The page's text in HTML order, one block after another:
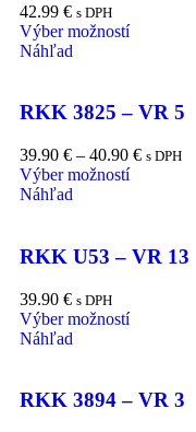
42.99 € s DPH
Výber možností
Náhľad
RKK 3825 – VR 5
39.90 € – 40.90 € s DPH
Výber možností
Náhľad
RKK U53 – VR 13
39.90 € s DPH
Výber možností
Náhľad
RKK 3894 – VR 3